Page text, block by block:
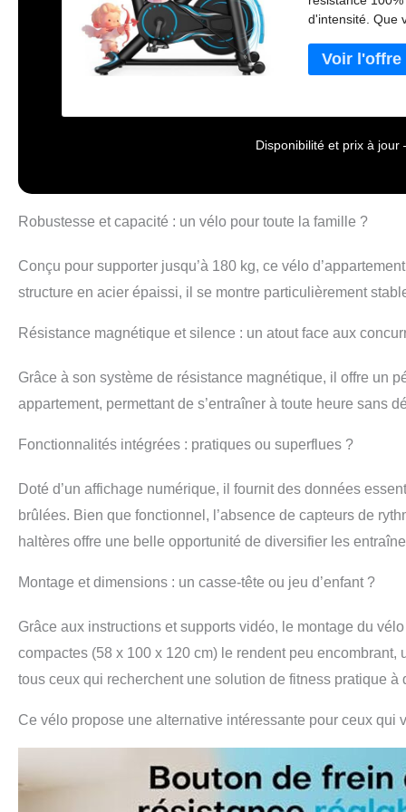
d'intensité. Que
rouler assis, de
avec une corde
roue d'inertie,
transparente
de 1 000 pistes
Profitez d'un
Écran LCD et
multifonctionnel
distance,
progrès en
souhaitiez
en sécurité et à
courroie :
silencieux,
juste un
est doté d'une
l'entraînement.
plus fiable
4 réglages
peloton convient
longues
(Remarque :
est passé de 1 à
téléphones
Disponibilité et prix à jour
Robustesse et capacité : un vélo pour toute la famille ?
Conçu pour supporter jusqu’à 180 kg, ce vélo
structure en acier épaissi, il se montre particulièrement
Résistance magnétique et silence : un atout face aux
Grâce à son système de résistance magnétique, il offre un
appartement, permettant de s’entraîner à toute heure sans
Fonctionnalités intégrées : pratiques ou superflues ?
Doté d’un affichage numérique, il fournit des données
brûlées. Bien que fonctionnel, l’absence de capteurs de
haltères offre une belle opportunité de diversifier les
Montage et dimensions : un casse-tête ou jeu d’enfant ?
Grâce aux instructions et supports vidéo, le montage du
compactes (58 x 100 x 120 cm) le rendent peu
tous ceux qui recherchent une solution de fitness pratique à
Ce vélo propose une alternative intéressante pour ceux qui